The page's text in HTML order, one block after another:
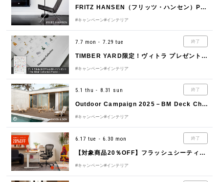
FRITZ HANSEN（フリッツ・ハンセン）PK22オーラレザーキャンペーン
#キャンペーン#インテリア
終了
7.7 mon - 7.29 tue
TIMBER YARD限定！ヴィトラ プレゼントキャンペーン
#キャンペーン#インテリア
終了
5.1 thu - 8.31 sun
Outdoor Campaign 2025－BM Deck Chair Set－
#キャンペーン#インテリア
終了
6.17 tue - 6.30 mon
【対象商品20％OFF】フラッシュシーティングセール
#キャンペーン#インテリア